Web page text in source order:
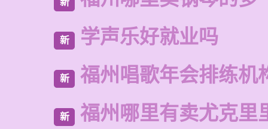
新
新 学声乐好就业吗
新 福州唱歌年会排练机
新 福州哪里有卖尤克里